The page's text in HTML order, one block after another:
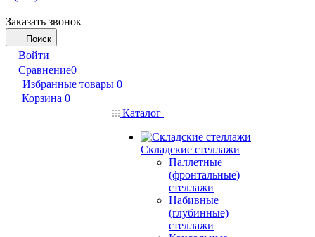
Заказать звонок
Поиск
Войти
Сравнение0
Избранные товары 0
Корзина 0
Каталог
Складские стеллажи
Паллетные
(фронтальные)
стеллажи
Набивные
(глубинные)
стеллажи